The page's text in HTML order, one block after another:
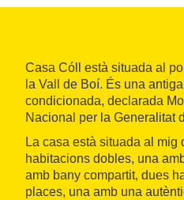
Casa Cóll està situada al
la Vall de Boí. És una
condicionada, declarada
Nacional per la Generalitat
La casa està situada al mig
habitacions dobles, una
amb bany compartit, dues
places, una amb una